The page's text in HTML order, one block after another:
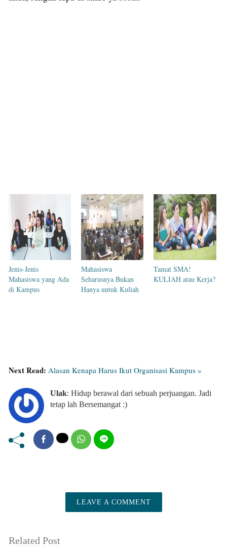
Jenis-Jenis
Mahasiswa yang Ada
di Kampus
Mahasiswa
Seharusnya Bukan
Hanya untuk Kuliah
Tamat SMA!
KULIAH atau Kerja?
Next Read: Alasan Kenapa Harus Ikut Organisasi Kampus »
Ulak: Hidup berawal dari sebuah perjuangan. Jadi
tetap lah Bersemangat :)
LEAVE A COMMENT
Related Post